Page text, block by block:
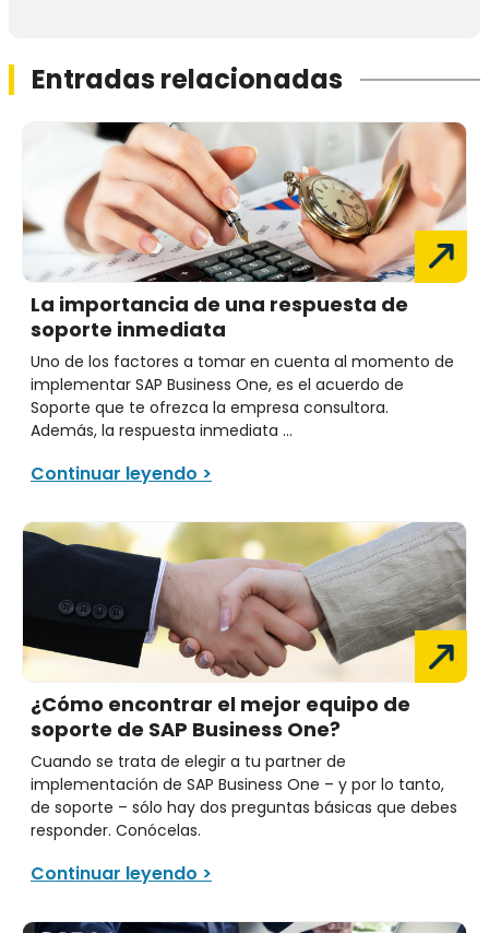
Entradas relacionadas
La importancia de una respuesta de
soporte inmediata
Uno de los factores a tomar en cuenta al momento de
implementar SAP Business One, es el acuerdo de
Soporte que te ofrezca la empresa consultora.
Además, la respuesta inmediata ...
Continuar leyendo >
¿Cómo encontrar el mejor equipo de
soporte de SAP Business One?
Cuando se trata de elegir a tu partner de
implementación de SAP Business One – y por lo tanto,
de soporte – sólo hay dos preguntas básicas que debes
responder. Conócelas.
Continuar leyendo >